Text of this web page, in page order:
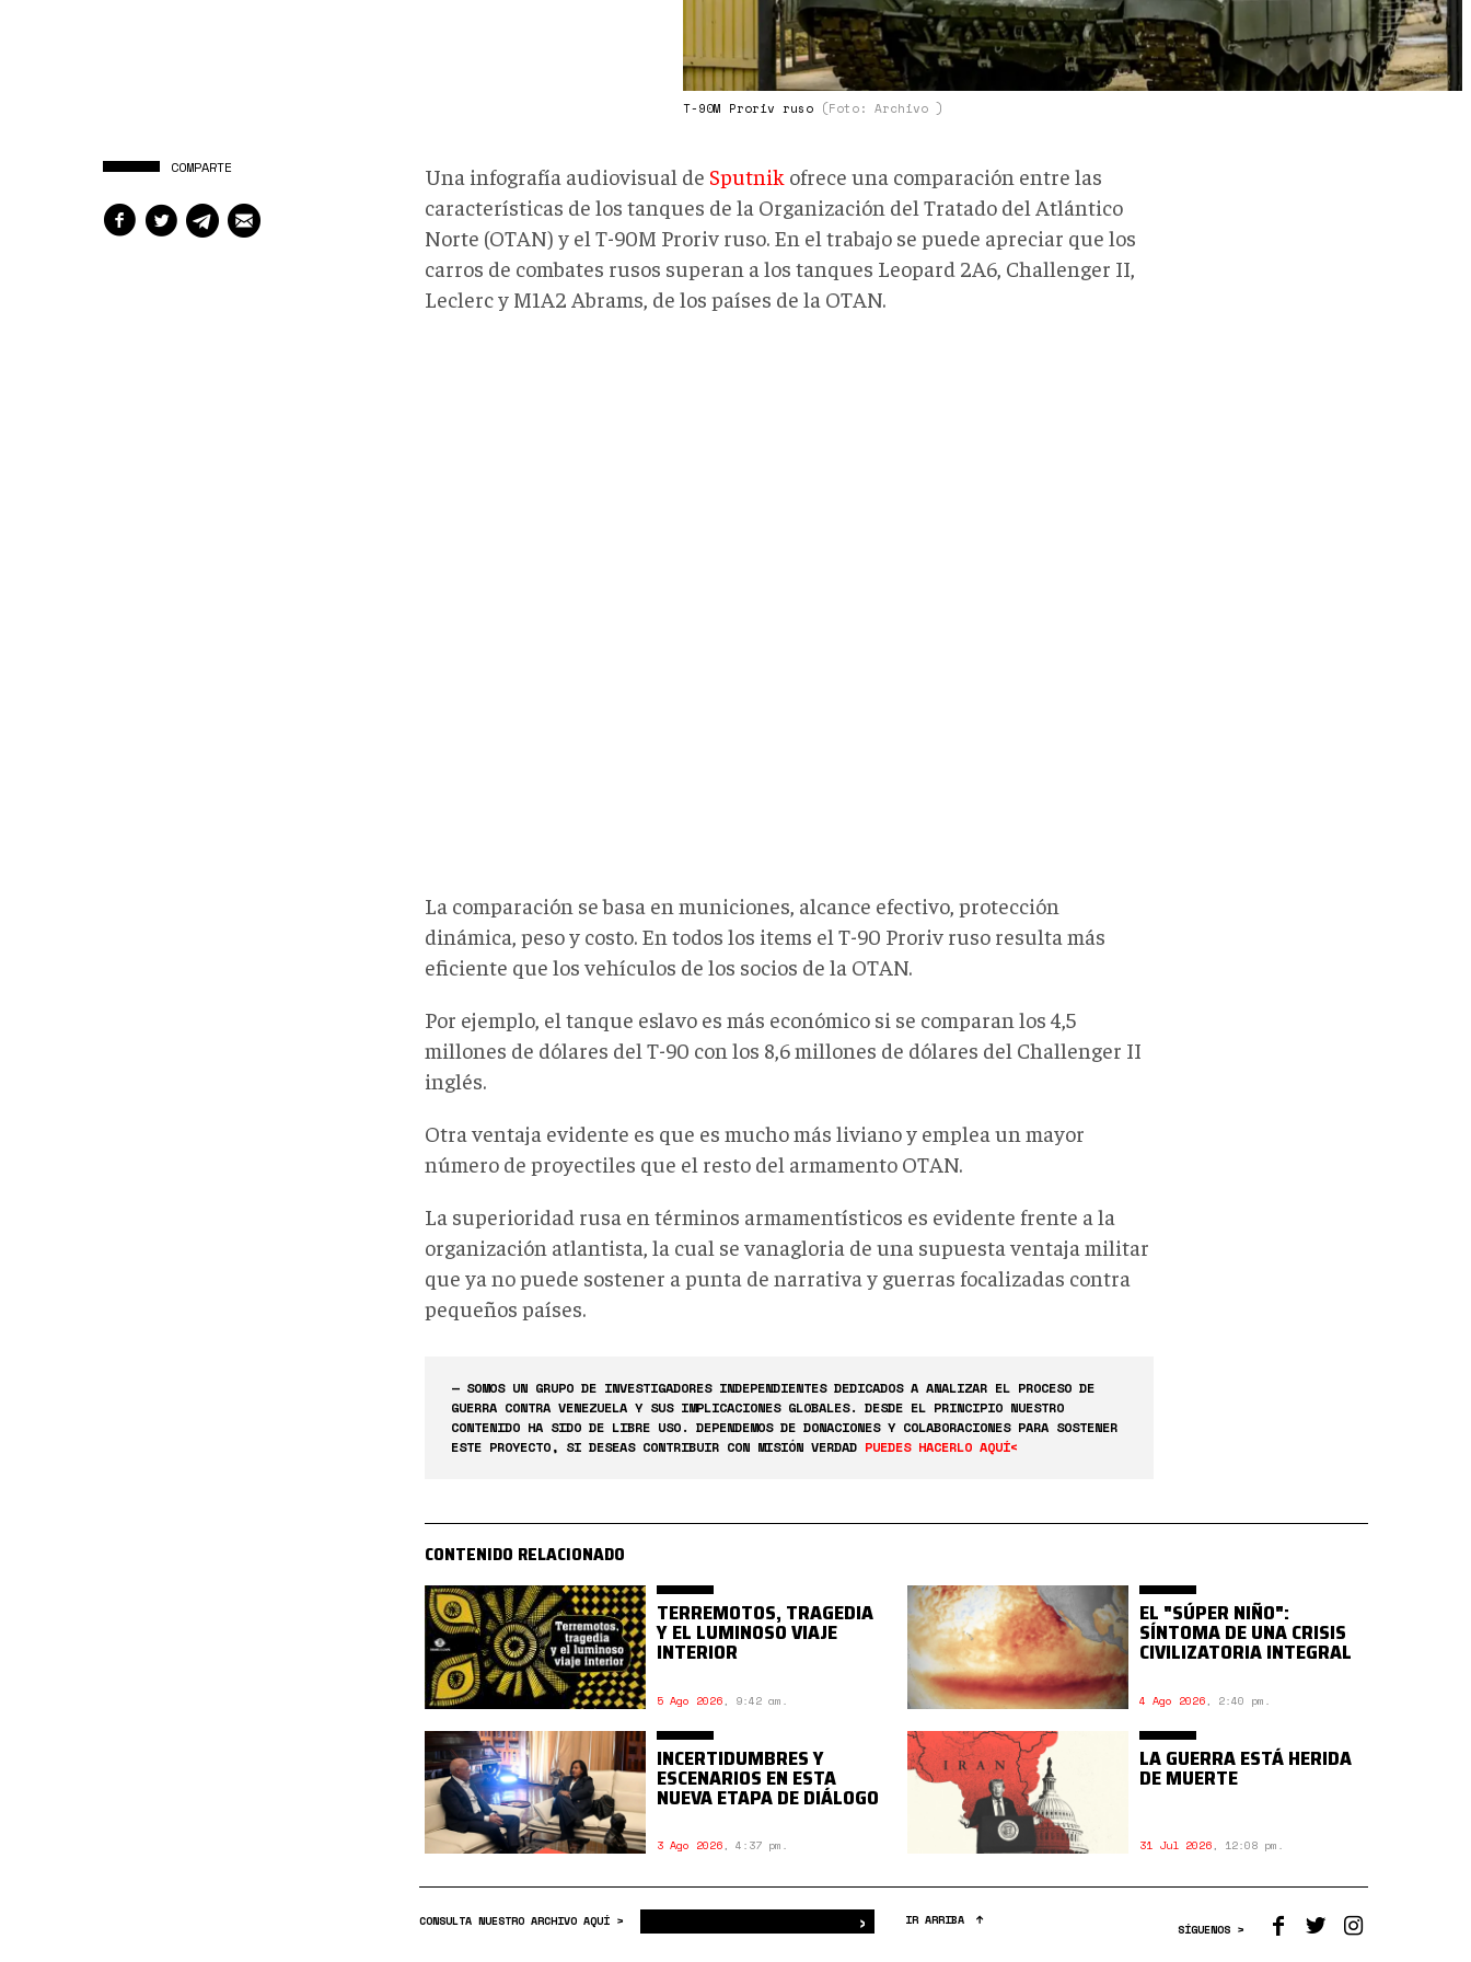
T-90M Proriv ruso (Foto: Archivo )
COMPARTE Una infografía audiovisual de Sputnik ofrece una comparación entre las
características de los tanques de la Organización del Tratado del Atlántico
Norte (OTAN) y el T-90M Proriv ruso. En el trabajo se puede apreciar que los
carros de combates rusos superan a los tanques Leopard 2A6, Challenger II,
Leclerc y M1A2 Abrams, de los países de la OTAN.
La comparación se basa en municiones, alcance efectivo, protección
dinámica, peso y costo. En todos los items el T-90 Proriv ruso resulta más
eficiente que los vehículos de los socios de la OTAN.
Por ejemplo, el tanque eslavo es más económico si se comparan los 4,5
millones de dólares del T-90 con los 8,6 millones de dólares del Challenger II
inglés.
Otra ventaja evidente es que es mucho más liviano y emplea un mayor
número de proyectiles que el resto del armamento OTAN.
La superioridad rusa en términos armamentísticos es evidente frente a la
organización atlantista, la cual se vanagloria de una supuesta ventaja militar
que ya no puede sostener a punta de narrativa y guerras focalizadas contra
pequeños países.
— SOMOS UN GRUPO DE INVESTIGADORES INDEPENDIENTES DEDICADOS A ANALIZAR EL PROCESO DE
GUERRA CONTRA VENEZUELA Y SUS IMPLICACIONES GLOBALES. DESDE EL PRINCIPIO NUESTRO
CONTENIDO HA SIDO DE LIBRE USO. DEPENDEMOS DE DONACIONES Y COLABORACIONES PARA SOSTENER
ESTE PROYECTO, SI DESEAS CONTRIBUIR CON MISIÓN VERDAD PUEDES HACERLO AQUÍ<
CONTENIDO RELACIONADO
TERREMOTOS, TRAGEDIA
Y EL LUMINOSO VIAJE
INTERIOR
5 Ago 2026, 9:42 am.
EL "SÚPER NIÑO":
SÍNTOMA DE UNA CRISIS
CIVILIZATORIA INTEGRAL
4 Ago 2026, 2:40 pm.
INCERTIDUMBRES Y
ESCENARIOS EN ESTA
NUEVA ETAPA DE DIÁLOGO
3 Ago 2026,4:37 pm.
LA GUERRA ESTÁ HERIDA
DE MUERTE
31 Jul 2026, 12:08 pm.
CONSULTA NUESTRO ARCHIVO AQUÍ > › BuscarIR ARRIBA
SÍGUENOS >